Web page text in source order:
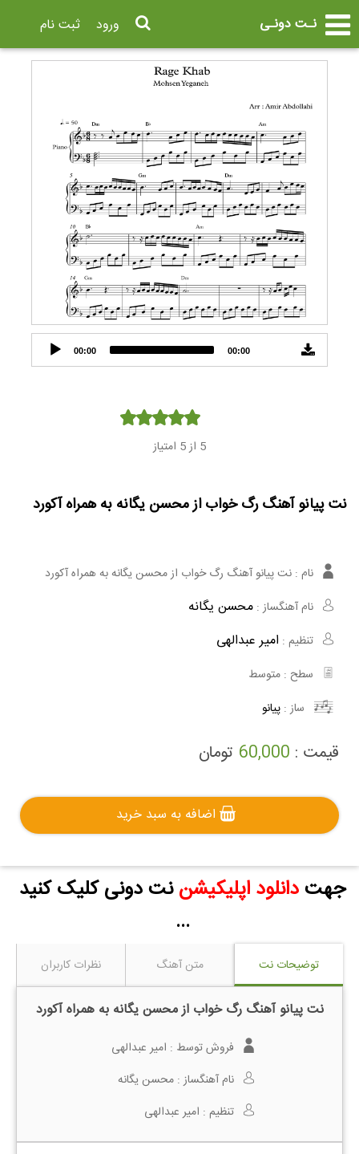
نـت دونـی ثبت نام ورود
Audio
Player
00:00 00:00
5 از 5 امتیاز
نت پیانو آهنگ رگ خواب از محسن یگانه به همراه آکورد
نام : نت پیانو آهنگ رگ خواب از محسن یگانه به همراه آکورد
نام آهنگساز : محسن یگانه
تنظیم : امیر عبدالهی
سطح : متوسط
ساز : پیانو
قیمت : 60,000 تومان
اضافه به سبد خرید
جهتدانلود اپلیکیشن نت دونی کلیک کنید
...
توضیحات نت متن آهنگ نظرات کاربران
نت پیانو آهنگ رگ خواب از محسن یگانه به همراه آکورد
فروش توسط : امیر عبدالهی
نام آهنگساز : محسن یگانه
تنظیم : امیر عبدالهی